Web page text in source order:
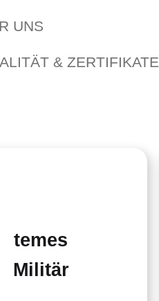
UNS
& ZERTIFIKATE
temes
Militär